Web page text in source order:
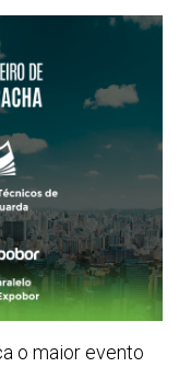
o maior evento